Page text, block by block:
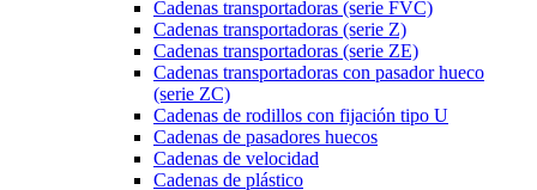
Cadenas transportadoras (serie FVC)
Cadenas transportadoras (serie Z)
Cadenas transportadoras (serie ZE)
Cadenas transportadoras con pasador hueco
(serie ZC)
Cadenas de rodillos con fijación tipo U
Cadenas de pasadores huecos
Cadenas de velocidad
Cadenas de plástico